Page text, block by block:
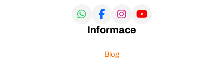
Informace
Blog